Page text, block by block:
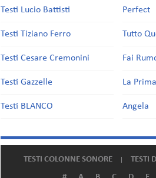
Testi Lucio Battisti
Testi Tiziano Ferro
Testi Cesare Cremonini
Testi Gazzelle
Testi BLANCO
Perfect
Tutto
Fai
La
Angela
TESTI COLONNE SONORE TESTI